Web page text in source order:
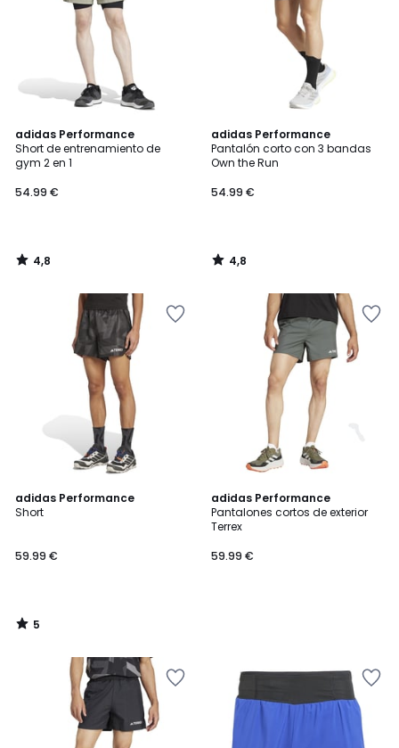
adidas Performance
Short de entrenamiento de
gym 2 en 1
54.99 €
4,8
/ 5
4,8
/
adidas Performance
Pantalón corto con 3 bandas
Own the Run
54.99 €
4,8
/ 5
4,8
/
adidas Performance
Short
59.99 €
5
/
5
/
adidas Performance
Pantalones cortos de exterior
Terrex
59.99 €